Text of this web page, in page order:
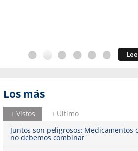
Los más
+ Vistos
+ Ultimo
Juntos son peligrosos: Medicamentos
no debemos combinar